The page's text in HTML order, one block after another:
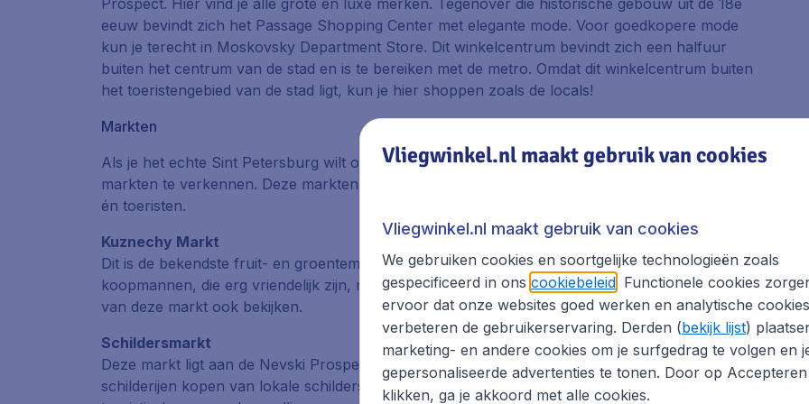
Prospect. Hier vind je alle grote en luxe merken. Tegenover die historische gebouw uit de 18e
eeuw bevindt zich het Passage Shopping Center met elegante mode. Voor goedkopere mode
kun je terecht in Moskovsky Department Store. Dit winkelcentrum bevindt zich een halfuur
buiten het centrum van de stad en is te bereiken met de metro. Omdat dit winkelcentrum buiten
het toeristengebied van de stad ligt, kun je hier shoppen zoals de locals!
Markten
Als je het echte Sint Petersburg wilt ontdekken, is het een goed idee om een van de lokale
markten te verkennen. Deze markten zijn gezellig en worden bezocht door de lokale bevolking
én toeristen.
Kuznechy Markt
Dit is de bekendste fruit- en groentemarkt van de stad. Veel fruit mag je proeven van de
koopmannen, die erg vriendelijk zijn, maar je veel zullen proberen te verkopen. Kom de drukte
van deze markt ook bekijken.
Schildersmarkt
Deze markt ligt aan de Nevski Prospect, voor de katholieke kerk van St. Katarina. Je kunt hier
schilderijen kopen van lokale schilders of je eigen portret laten tekenen. Deze markt is erg
Vliegwinkel.nl maakt gebruik van cookies
Vliegwinkel.nl maakt gebruik van cookies
We gebruiken cookies en soortgelijke technologieën zoals
gespecificeerd in ons cookiebeleid. Functionele cookies
ervoor dat onze websites goed werken en analytische cookies
verbeteren de gebruikerservaring. Derden (bekijk lijst)
marketing- en andere cookies om je surfgedrag te volgen en
gepersonaliseerde advertenties te tonen. Door op
klikken, ga je akkoord met alle cookies.